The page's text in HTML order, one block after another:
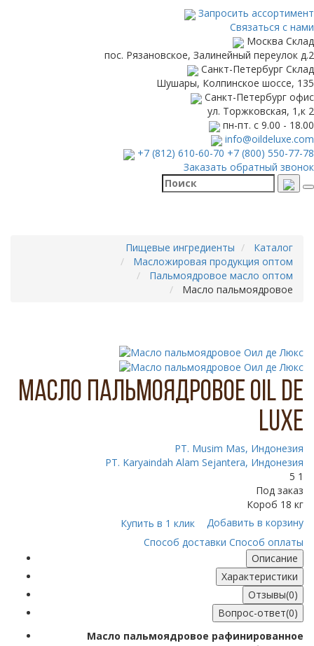
Запросить ассортимент
Связаться с нами
Москва Склад
пос. Рязановское, Залинейный переулок д.2
Санкт-Петербург Склад
Шушары, Колпинское шоссе, 135
Санкт-Петербург офис
ул. Торжковская, 1,к 2
пн-пт. с 9.00 - 18.00
info@oildeluxe.com
+7 (812) 610-60-70 +7 (800) 550-77-78
Заказать обратный звонок
Пищевые ингредиенты
Каталог
Масложировая продукция оптом
Пальмоядровое масло оптом
Масло пальмоядровое
Масло пальмоядровое Oil de
Luxe
PT. Musim Mas, Индонезия
PT. Karyaindah Alam Sejantera, Индонезия
5 1
Под заказ
Короб 18 кг
Купить в 1 клик
Добавить в корзину
Способ доставки Способ оплаты
Описание
Характеристики
Отзывы(0)
Вопрос-ответ(0)
Масло пальмоядровое рафинированное